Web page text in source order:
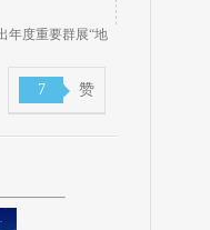
年度重要群展“地
7 赞